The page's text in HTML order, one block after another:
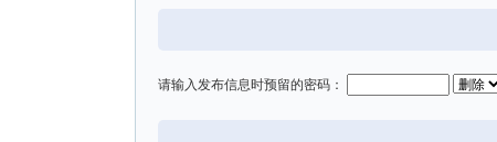
请输入发布信息时预留的密码：